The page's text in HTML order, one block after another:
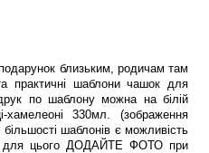
близьким, родичам там
практичні шаблони чашок для
по шаблону можна на білій
330мл. (зображення
шаблонів є можливість
для цього ДОДАЙТЕ ФОТО при